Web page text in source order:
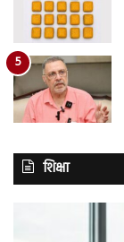
शिक्षा